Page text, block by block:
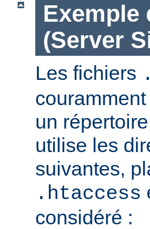
Exemple
(Server
Les fichiers
un
utilise les
suivantes,
.htaccess
considéré :